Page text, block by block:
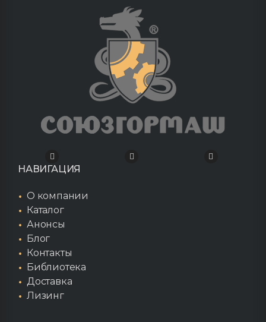
НАВИГАЦИЯ
О компании
Каталог
Анонсы
Блог
Контакты
Библиотека
Доставка
Лизинг